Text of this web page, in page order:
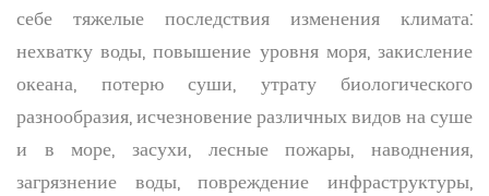
себе тяжелые последствия изменения климата:
нехватку воды, повышение уровня моря, закисление
океана, потерю суши, утрату биологического
разнообразия, исчезновение различных видов на суше
и в море, засухи, лесные пожары, наводнения,
загрязнение воды, повреждение инфраструктуры,